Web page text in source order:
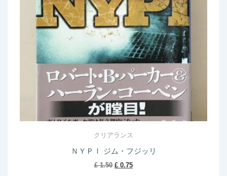
クリアランス
ＮＹＰＩ ジム・フジッリ
£1.50 Original
£ 0.75Current